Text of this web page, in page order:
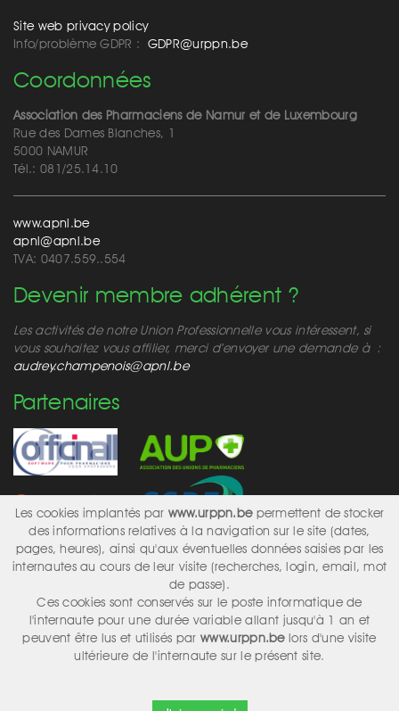
Site web privacy policy
Info/problème GDPR : GDPR@urppn.be
Coordonnées
Association des Pharmaciens de Namur et de Luxembourg
Rue des Dames Blanches, 1
5000 NAMUR
Tél.: 081/25.14.10
www.apnl.be
apnl@apnl.be
TVA: 0407.559..554
Devenir membre adhérent ?
Les activités de notre Union Professionnelle vous intéressent, si
vous souhaitez vous affilier, merci d’envoyer une demande à :
audrey.champenois@apnl.be
Partenaires
Réseaux sociaux
Design & ConceptionAlka
Les cookies implantés par www.urppn.be permettent de stocker
des informations relatives à la navigation sur le site (dates,
pages, heures), ainsi qu'aux éventuelles données saisies par les
internautes au cours de leur visite (recherches, login, email, mot
de passe).
Ces cookies sont conservés sur le poste informatique de
l'internaute pour une durée variable allant jusqu'à 1 an et
peuvent être lus et utilisés par www.urppn.belors d'une visite
ultérieure de l'internaute sur le présent site.